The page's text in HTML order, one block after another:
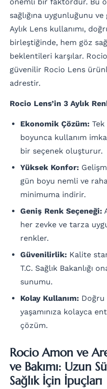
önemli bir faktördür. Bu
sağlığına uygunluğunu
Aylık Lens kullanımı,
birleştiğinde, hem göz
beklentileri karşılar.
güvenilir Rocio Lens
adrestir.
Rocio Lens’in 3 Aylık
Ekonomik Çözüm:
boyunca kullanım
bir seçenek oluşturur.
Yüksek Konfor:
gün boyu nemli ve
minimuma indirir.
Geniş Renk Seçeneği:
her zevke ve tarza
renkler.
Güvenilirlik: Kalite
T.C. Sağlık Bakanlığı
sunumu.
Kolay Kullanım: Doğru
yaşamınıza kolayca
çözüm.
Rocio Amon ve
ve Bakımı: Uzun
Sağlık İçin İpuçları